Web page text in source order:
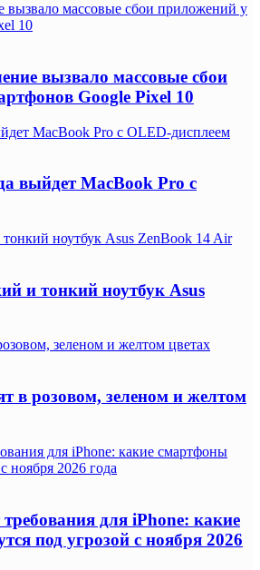
вызвало массовые сбои приложений у
10
вызвало массовые сбои
Google Pixel 10
MacBook Pro с OLED-дисплеем
выйдет MacBook Pro с
ноутбук Asus ZenBook 14 Air
и тонкий ноутбук Asus
зеленом и желтом цветах
в розовом, зеленом и желтом
для iPhone: какие смартфоны
ноября 2026 года
для iPhone: какие
под угрозой с ноября 2026